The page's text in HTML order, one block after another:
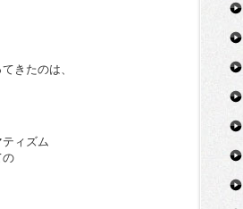
きたのは、
ィズム
の